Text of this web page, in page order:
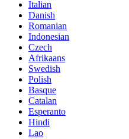
Italian
Danish
Romanian
Indonesian
Czech
Afrikaans
Swedish
Polish
Basque
Catalan
Esperanto
Hindi
Lao